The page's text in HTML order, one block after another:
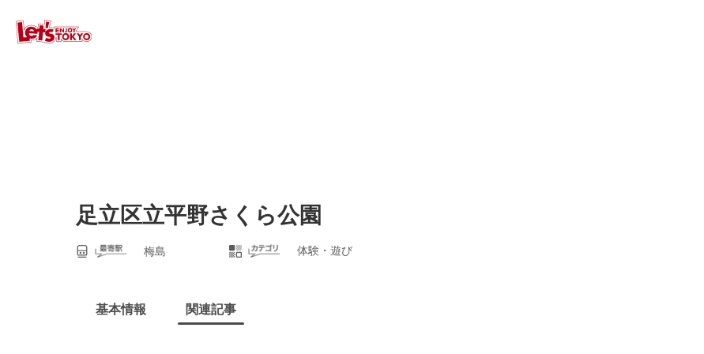
足立区立平野さくら公園
梅島 体験・遊び
基本情報 関連記事